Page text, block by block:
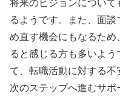
将来のビジョンについて
るようです。また、面
め直す機会にもなるた
ると感じる方も多いよ
て、転職活動に対する
次のステップへ進むサポ